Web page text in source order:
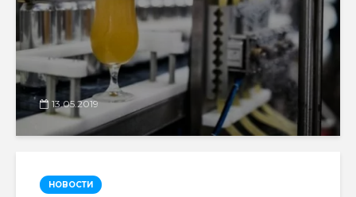
13.05.2019
НОВОСТИ